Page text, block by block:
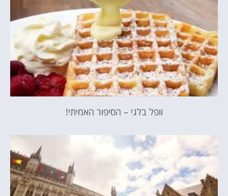
וופל בלגי – הסיפור האמיתי!